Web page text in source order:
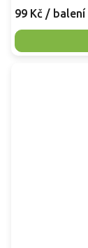
99 Kč / balení